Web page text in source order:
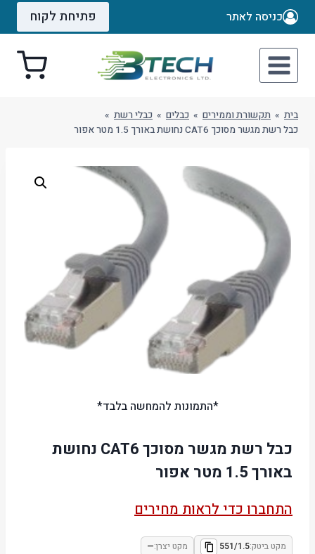
Skip
כניסה לאתר פתיחת לקוח
בית » תקשורת וממירים » כבלים » כבלי רשת »
כבל רשת מגשר מסוכך CAT6 נחושת באורך 1.5 מטר אפור
*התמונות להמחשה בלבד*
כבל רשת מגשר מסוכך CAT6 נחושת
באורך 1.5 מטר אפור
התחברו כדי לראות מחירים
מקט ביטק:551/1.5 מקט יצרן:—